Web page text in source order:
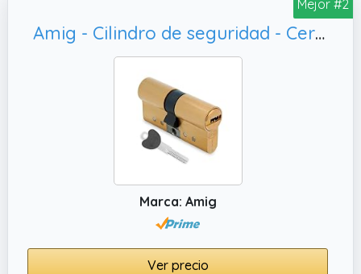
desgaste, humedad y corrosión. Disponible
en acabado dorado o níquel mate, para
combinar con puertas clásicas o modernas.
Mejor #2
Amig - Cilindro de seguridad - Cerradura para puertas - Antiganzúa y Antibumping - Bombín Antiextracción y Antirotura - Incluye 5 llaves - Dorado mate - Medidas: 70 (30-40) mm
Marca: Amig
Ver precio